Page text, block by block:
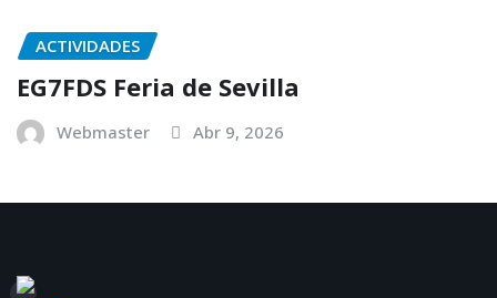
ACTIVIDADES
EG7FDS Feria de Sevilla
Webmaster Abr 9, 2026